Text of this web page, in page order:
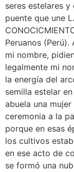
seres estelares
puente que une
Peruanos
mi nombre,
legalmente mi
la energía del
semilla estelar
abuela una
ceremonia a la
porque en esas
los cultivos
en ese acto de
se formó una